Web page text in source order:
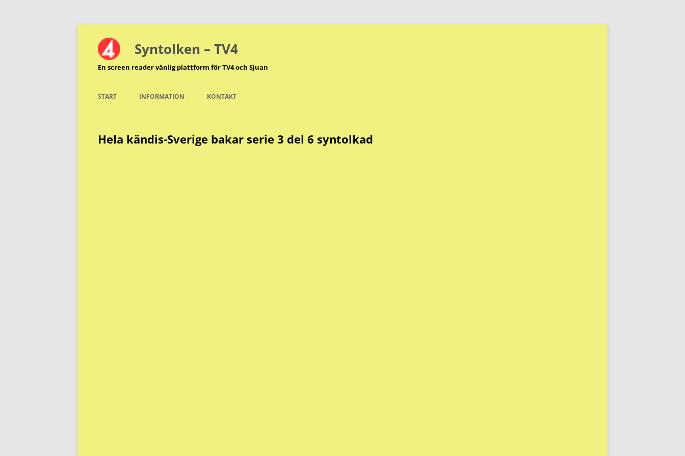
Hoppa
innehåll Syntolken – TV4
En screen reader vänlig plattform för TV4 och Sjuan
START INFORMATION KONTAKT
Hela kändis-Sverige bakar serie 3 del 6 syntolkad